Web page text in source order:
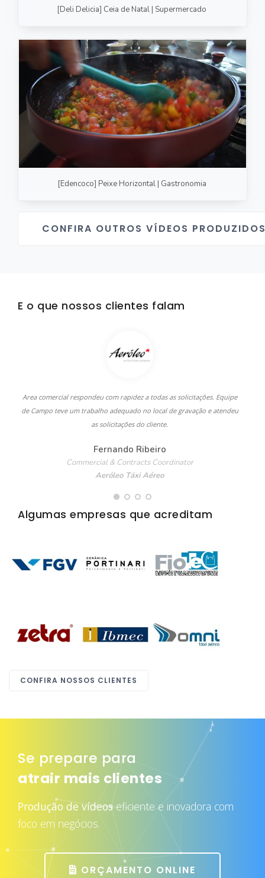
[Deli Delicia] Ceia de Natal | Supermercado
[Edencoco] Peixe Horizontal | Gastronomia
CONFIRA OUTROS VÍDEOS
E o que nossos clientes falam
Area comercial respondeu com rapidez a todas as solicitações. Equipe
de Campo teve um trabalho adequado no local de gravação e atendeu
as solicitações do cliente.
Fernando Ribeiro
Commercial & Contracts Coordinator
Aeróleo Táxi Aéreo
Algumas empresas que acreditam
CONFIRA NOSSOS CLIENTES
Se prepare para
se profissionalizar
Produção de vídeos eficiente e inovadora com
foco em negócios.
ORÇAMENTO ONLINE